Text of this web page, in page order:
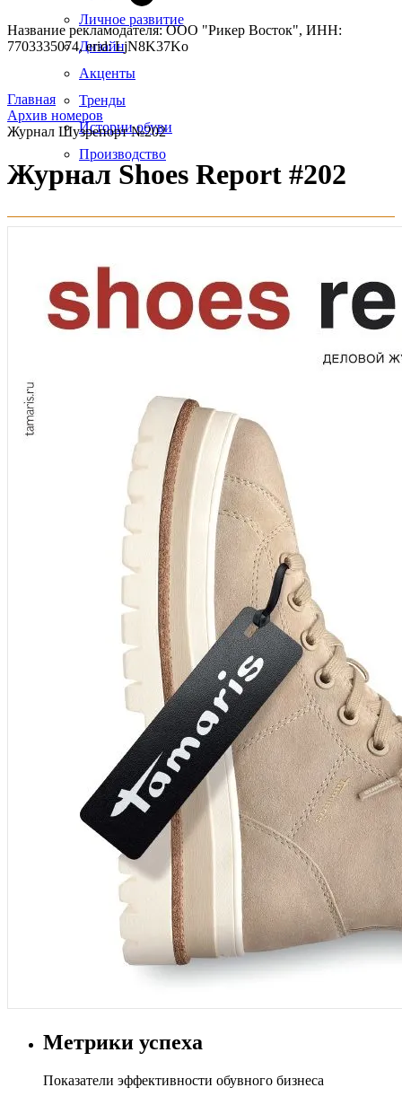
Личное развитие
Дизайн
Акценты
Тренды
Истории обуви
Производство
Название рекламодателя: ООО "Рикер Восток", ИНН:
7703335074, erid: LjN8K37Ko
Главная
Архив номеров
Журнал Шузрепорт №202
Журнал Shoes Report #202
Метрики успеха
Показатели эффективности обувного бизнеса